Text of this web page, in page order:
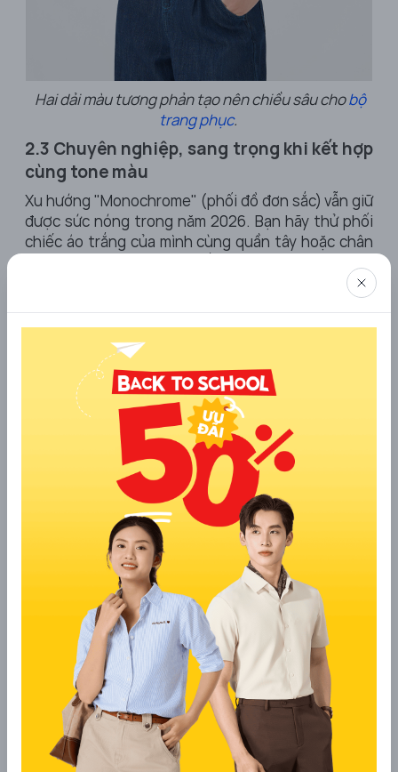
Hai dải màu tương phản tạo nên chiều sâu chobộ
trang phục.
2.3 Chuyên nghiệp, sang trọng khi kết hợp
cùng tone màu
Xu hướng "Monochrome" (phối đồ đơn sắc) vẫn giữ
được sức nóng trong năm 2026. Bạn hãy thử phối
chiếc áo trắng của mình cùng quần tây hoặc chân
các sắc thái trắng khác nhau giúp tạo chiều sâu
cho bộ trang phục, mang lại cảm giác nhẹ nhàng, dễ
chịu và vô cùng sang trọng. Cách phối này rất được
ưa chuộng trong giới
mang phong cách "Old Money" (sang trọng) mà
không cần phô trương quá nhiều về thương hiệu.
2.4 Năng động cùng phong cách Tennis-
Cơn sốt Tennis-Core chưa bao giờ hạ nhiệt và đến
năm 2026, nó đã trở thành một phong cách sống.
Để làm mới chiếc áo polo của mình, bạn hãy mặc nó
cùng một chiếc quần short vải dù năng động hoặc
váy tennis xếp ly đối với phái nữ. Đừng quên đôi tất
trắng cao cổ và một đôi giày sneaker thuần khiết.
Phong cách này củathời trang Yodykhông chỉ giúp
bạn trông như một vận động viên chuyên nghiệp
mà còn mang lại tinh thần lạc quan, tràn đầy năng
lượng cho mùa hè.